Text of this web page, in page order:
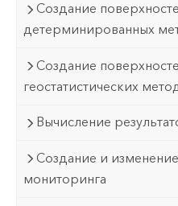
Создание
детерминированных
Создание
геостатистических
Вычисление
Создание и
мониторинга